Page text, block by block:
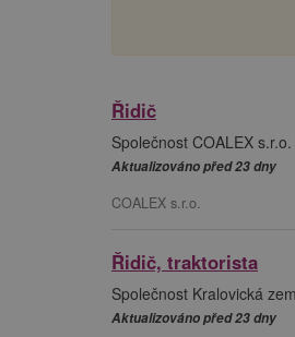
Řidič
Společnost COALEX
Aktualizováno před 23 dny
COALEX s.r.o.
Řidič, traktorista
Společnost Kralovická
Aktualizováno před 23 dny